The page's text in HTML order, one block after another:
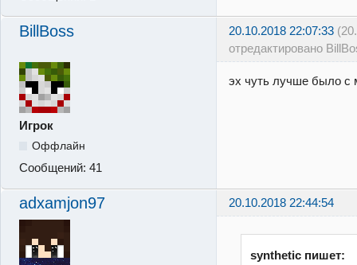
BillBoss 20.10.2018 22:07:33
отредактировано
Игрок
Оффлайн
Сообщений: 41
эх чуть лучше было с
adxamjon97 20.10.2018 22:44:54
synthetic пишет: